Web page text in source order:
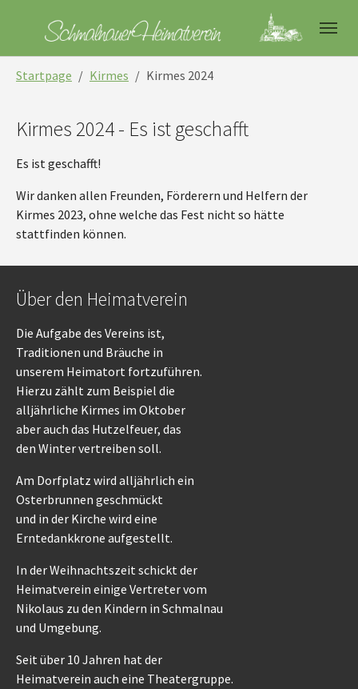
Startpage Kirmes Kirmes 2024
Kirmes 2024 - Es ist geschafft
Es ist geschafft!
Wir danken allen Freunden, Förderern und Helfern der
Kirmes 2023, ohne welche das Fest nicht so hätte
stattfinden können.
Über den Heimatverein
Die Aufgabe des Vereins ist,
Traditionen und Bräuche in
unserem Heimatort fortzuführen.
Hierzu zählt zum Beispiel die
alljährliche Kirmes im Oktober
aber auch das Hutzelfeuer, das
den Winter vertreiben soll.
Am Dorfplatz wird alljährlich ein
Osterbrunnen geschmückt
und in der Kirche wird eine
Erntedankkrone aufgestellt.
In der Weihnachtszeit schickt der
Heimatverein einige Vertreter vom
Nikolaus zu den Kindern in Schmalnau
und Umgebung.
Seit über 10 Jahren hat der
Heimatverein auch eine Theatergruppe.